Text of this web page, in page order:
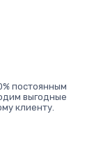
постоянным
выгодные
клиенту.